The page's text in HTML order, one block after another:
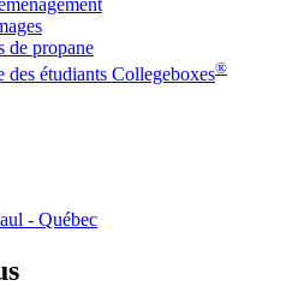
de propane
des étudiants Collegeboxes®
- Québec